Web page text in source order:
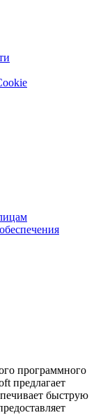
программного
предлагает
быструю